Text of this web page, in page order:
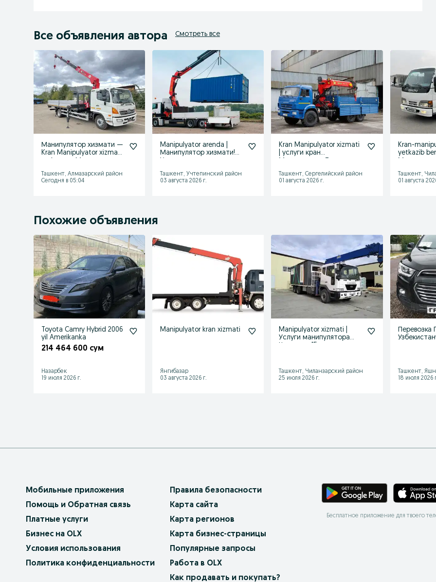
Все объявления автора Смотреть все
Манипулятор хизмати —
Kran Manipulyator xizmati
Ташкент, Алмазарский район
Сегодня в 05:04
Manipulyator arenda |
Манипулятор хизмати!
Ташкент, Учтепинский район
03 августа 2026 г.
Kran Manipulyator xizmati
| услуги кран
Ташкент, Сергелийский район
01 августа 2026 г.
Kran-
yetkazib
Ташкент,
01 августа
Похожие объявления
Toyota Camry Hybrid 2006
yil Amerikanka
214 464 600 сум
Назарбек
19 июля 2026 г.
Manipulyator kran xizmati
Янгибазар
03 августа 2026 г.
Manipulyator xizmati |
Услуги манипулятора
Ташкент, Чиланзарский район
25 июля 2026 г.
Перевозка
Ташкент,
18 июля 2026
Мобильные приложения
Помощь и Обратная связь
Платные услуги
Бизнес на OLX
Условия использования
Политика конфиденциальности
Правила безопасности
Карта сайта
Карта регионов
Карта бизнес-страницы
Популярные запросы
Работа в OLX
Как продавать и покупать?
Бесплатное приложение для твоего